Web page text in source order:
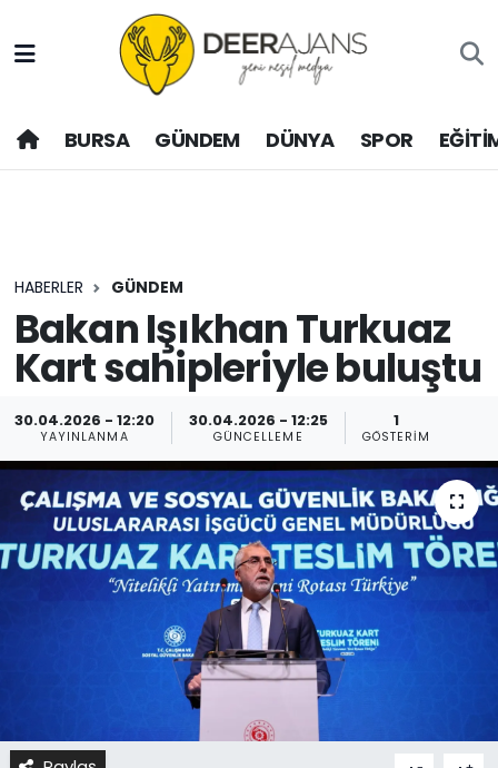
BURSA GÜNDEM DÜNYA SPOR
HABERLER GÜNDEM
Bakan Işıkhan Turkuaz
Kart sahipleriyle buluştu
30.04.2026 - 12:20
YAYINLANMA
30.04.2026 - 12:25
GÜNCELLEME
1
GÖSTERIM
Hava Durumu
Trafik Durumu
Son Dakika Haberleri
Haber Arşivi